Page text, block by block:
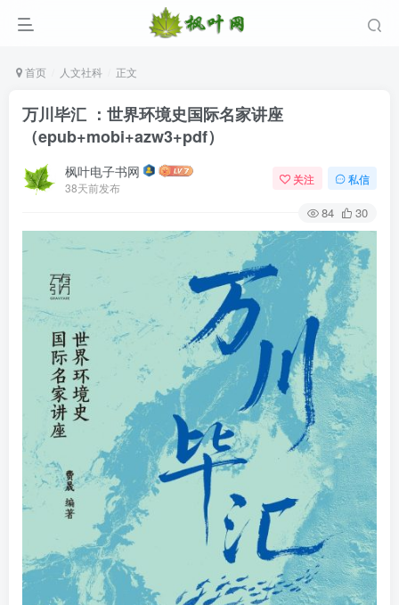
首页 人文社科 正文
万川毕汇 ：世界环境史国际名家讲座
（epub+mobi+azw3+pdf）
枫叶电子书网
38天前发布
关注 私信
84 30
登录
没有账号？立即注册
用户名/手机号/邮箱
登录密码
记住登录 找回密码|免密登录
登录
社交账号登录